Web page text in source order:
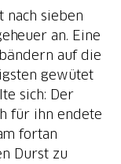
nach sieben
an. Eine
auf die
gewütet
sich: Der
für ihn endete
fortan
Durst zu